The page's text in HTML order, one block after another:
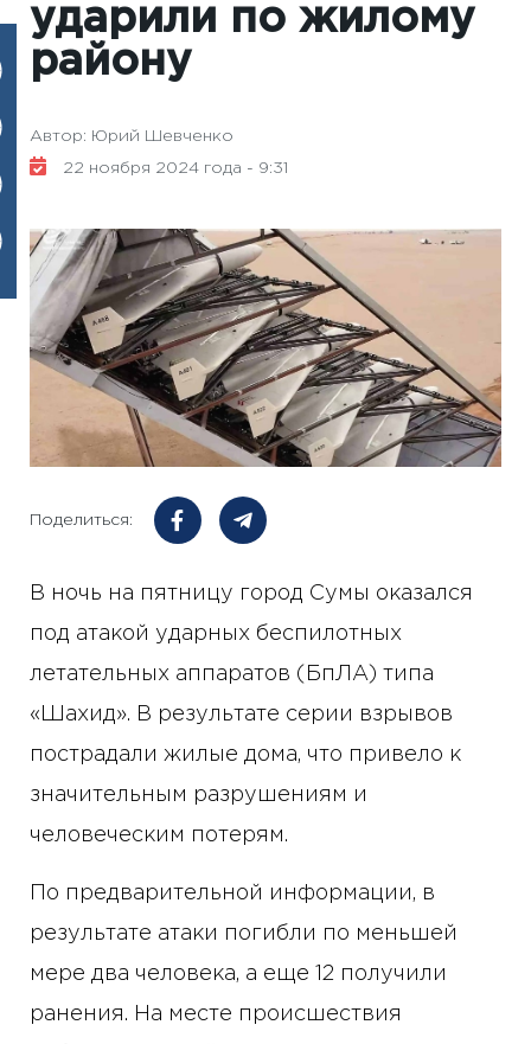
ударили по жилому
району
Автор: Юрий Шевченко
22 ноября 2024 года - 9:31
Поделиться:
В ночь на пятницу город Сумы оказался
под атакой ударных беспилотных
летательных аппаратов (БпЛА) типа
«Шахид». В результате серии взрывов
пострадали жилые дома, что привело к
значительным разрушениям и
человеческим потерям.
По предварительной информации, в
результате атаки погибли по меньшей
мере два человека, а еще 12 получили
ранения. На месте происшествия